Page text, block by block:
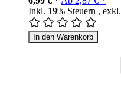
Inkl. 19% Steuern , exkl.
In den Warenkorb